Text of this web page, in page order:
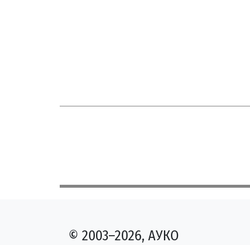
© 2003–2026, АУКО